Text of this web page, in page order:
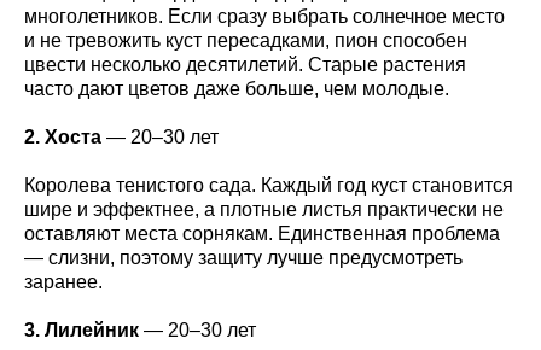
многолетников. Если сразу выбрать солнечное место
и не тревожить куст пересадками, пион способен
цвести несколько десятилетий. Старые растения
часто дают цветов даже больше, чем молодые.
2. Хоста — 20–30 лет
Королева тенистого сада. Каждый год куст становится
шире и эффектнее, а плотные листья практически не
оставляют места сорнякам. Единственная проблема
— слизни, поэтому защиту лучше предусмотреть
заранее.
3. Лилейник — 20–30 лет